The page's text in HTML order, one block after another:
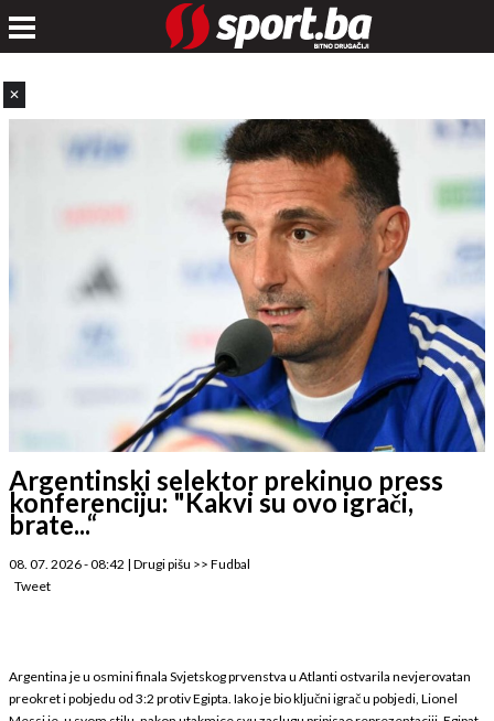
✕
Argentinski selektor prekinuo press
konferenciju: "Kakvi su ovo igrači,
brate...“
08. 07. 2026 - 08:42 | Drugi pišu >> Fudbal
Tweet
Argentina je u osmini finala Svjetskog prvenstva u Atlanti ostvarila nevjerovatan
preokret i pobjedu od 3:2 protiv Egipta. Iako je bio ključni igrač u pobjedi, Lionel